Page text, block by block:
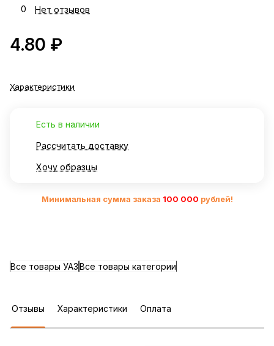
0 Нет отзывов
4.80 ₽
Характеристики
Есть в наличии
Рассчитать доставку
Хочу образцы
Минимальная сумма заказа 100 000 рублей!
Все товары УАЗВсе товары категории
Отзывы Характеристики Оплата